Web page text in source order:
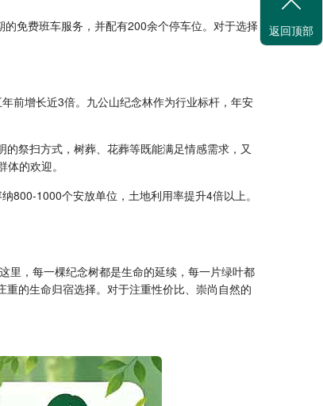
免费班车服务，并配有200余个停车位。对于选择
前增长近3倍。九公山纪念林作为行业标杆，年安
祭扫方式，树葬、花葬等既能满足情感需求，又
的欢迎。
800-1000个安放单位，土地利用率提升4倍以上。
，每一棵纪念树都是生命的延续，每一片绿叶都
的生命归宿选择。对于注重性价比、崇尚自然的
返回顶部